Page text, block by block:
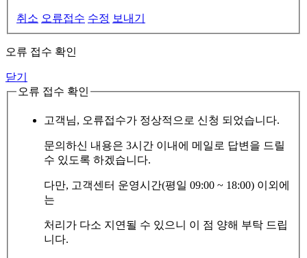
취소 오류접수 수정 보내기
오류 접수 확인
닫기
오류 접수 확인
고객님, 오류접수가 정상적으로 신청 되었습니다.
문의하신 내용은 3시간 이내에 메일로 답변을 드릴
수 있도록 하겠습니다.
다만, 고객센터 운영시간(평일 09:00 ~ 18:00) 이외에
는
처리가 다소 지연될 수 있으니 이 점 양해 부탁 드립
니다.